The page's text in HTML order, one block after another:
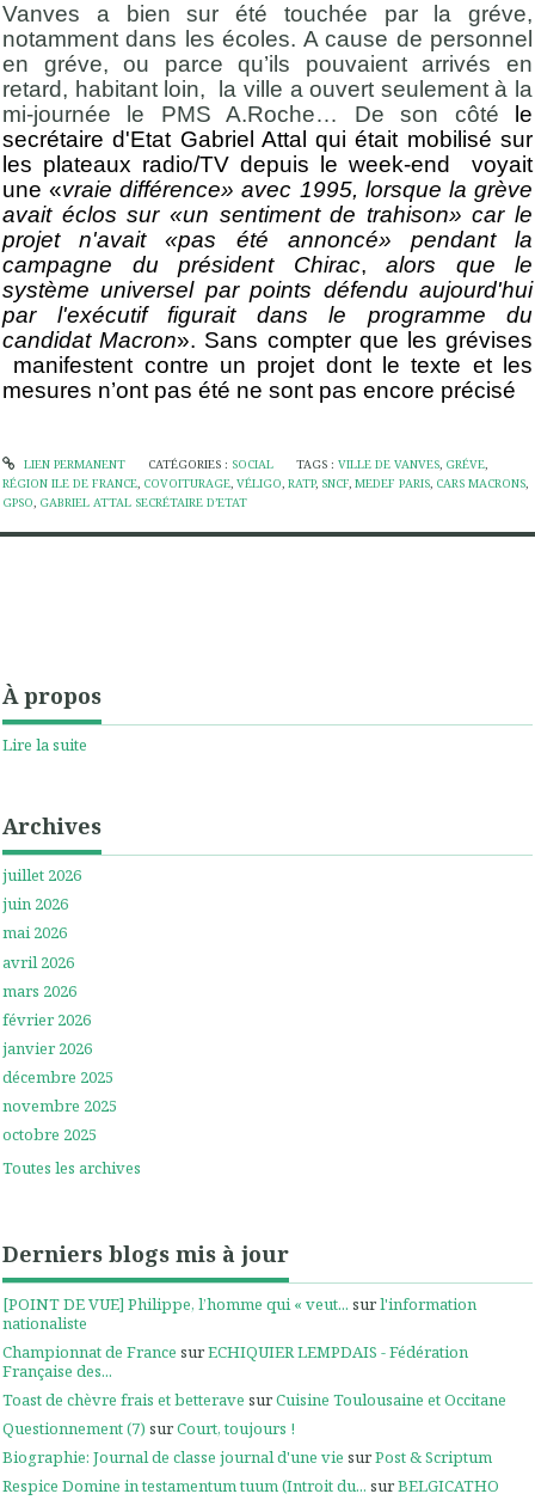
Vanves a bien sur été touchée par la gréve,
notamment dans les écoles. A cause de personnel
en gréve, ou parce qu’ils pouvaient arrivés en
retard, habitant loin, la ville a ouvert seulement à la
mi-journée le PMS A.Roche… De son côté
le
secrétaire d'Etat Gabriel Attal qui était mobilisé sur
les plateaux radio/TV depuis le week-end voyait
une «vraie différence» avec 1995, lorsque la grève
avait éclos sur «un sentiment de trahison» car le
projet n'avait «pas été annoncé» pendant la
campagne du président Chirac, alors que le
système universel par points défendu aujourd'hui
par l'exécutif figurait dans le programme du
candidat Macron». Sans compter que les grévises
manifestent contre un projet dont le texte et les
mesures n’ont pas été ne sont pas encore précisé
LIEN PERMANENT CATÉGORIES : SOCIAL TAGS :VILLE DE VANVES, GRÉVE,
RÉGION ILE DE FRANCE, COVOITURAGE, VÉLIGO, RATP, SNCF, MEDEF PARIS, CARS MACRONS,
GPSO, GABRIEL ATTAL SECRÉTAIRE D’ETAT
À propos
Lire la suite
Archives
juillet 2026
juin 2026
mai 2026
avril 2026
mars 2026
février 2026
janvier 2026
décembre 2025
novembre 2025
octobre 2025
Toutes les archives
Derniers blogs mis à jour
[POINT DE VUE] Philippe, l’homme qui « veut... surl'information
nationaliste
Championnat de France surECHIQUIER LEMPDAIS - Fédération
Française des...
Toast de chèvre frais et betterave surCuisine Toulousaine et Occitane
Questionnement (7) surCourt, toujours !
Biographie: Journal de classe journal d'une vie surPost & Scriptum
Respice Domine in testamentum tuum (Introit du... surBELGICATHO